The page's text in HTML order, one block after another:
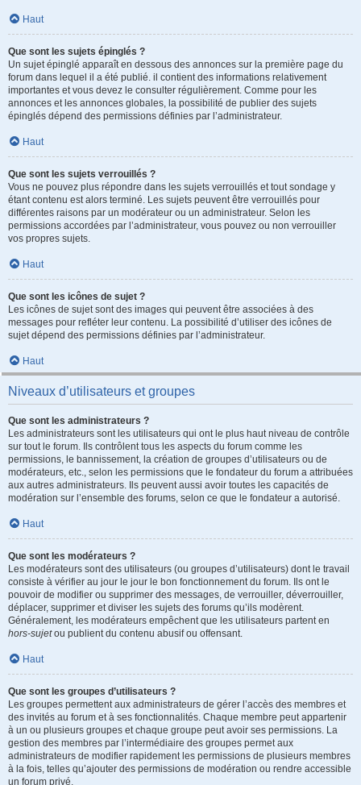
Haut
Que sont les sujets épinglés ?
Un sujet épinglé apparaît en dessous des annonces sur la première page du
forum dans lequel il a été publié. il contient des informations relativement
importantes et vous devez le consulter régulièrement. Comme pour les
annonces et les annonces globales, la possibilité de publier des sujets
épinglés dépend des permissions définies par l’administrateur.
Haut
Que sont les sujets verrouillés ?
Vous ne pouvez plus répondre dans les sujets verrouillés et tout sondage y
étant contenu est alors terminé. Les sujets peuvent être verrouillés pour
différentes raisons par un modérateur ou un administrateur. Selon les
permissions accordées par l’administrateur, vous pouvez ou non verrouiller
vos propres sujets.
Haut
Que sont les icônes de sujet ?
Les icônes de sujet sont des images qui peuvent être associées à des
messages pour refléter leur contenu. La possibilité d’utiliser des icônes de
sujet dépend des permissions définies par l’administrateur.
Haut
Niveaux d’utilisateurs et groupes
Que sont les administrateurs ?
Les administrateurs sont les utilisateurs qui ont le plus haut niveau de contrôle
sur tout le forum. Ils contrôlent tous les aspects du forum comme les
permissions, le bannissement, la création de groupes d’utilisateurs ou de
modérateurs, etc., selon les permissions que le fondateur du forum a attribuées
aux autres administrateurs. Ils peuvent aussi avoir toutes les capacités de
modération sur l’ensemble des forums, selon ce que le fondateur a autorisé.
Haut
Que sont les modérateurs ?
Les modérateurs sont des utilisateurs (ou groupes d’utilisateurs) dont le travail
consiste à vérifier au jour le jour le bon fonctionnement du forum. Ils ont le
pouvoir de modifier ou supprimer des messages, de verrouiller, déverrouiller,
déplacer, supprimer et diviser les sujets des forums qu’ils modèrent.
Généralement, les modérateurs empêchent que les utilisateurs partent en
hors-sujetou publient du contenu abusif ou offensant.
Haut
Que sont les groupes d’utilisateurs ?
Les groupes permettent aux administrateurs de gérer l’accès des membres et
des invités au forum et à ses fonctionnalités. Chaque membre peut appartenir
à un ou plusieurs groupes et chaque groupe peut avoir ses permissions. La
gestion des membres par l’intermédiaire des groupes permet aux
administrateurs de modifier rapidement les permissions de plusieurs membres
à la fois, telles qu’ajouter des permissions de modération ou rendre accessible
un forum privé.